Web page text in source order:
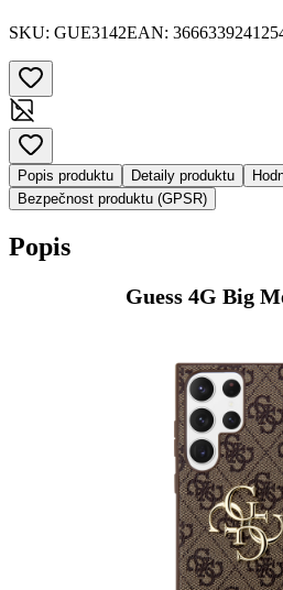
SKU: GUE3142EAN:
Popis produktu Detaily produktu
Bezpečnost produktu (GPSR)
Popis
Guess 4G Big